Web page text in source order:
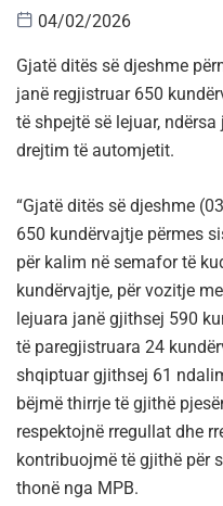
04/02/2026
Gjatë ditës së djeshme
janë regjistruar 650
të shpejtë së lejuar,
drejtim të automjetit.
“Gjatë ditës së djeshme
650 kundërvajtje përmes
për kalim në semafor të
kundërvajtje, për vozitje
lejuara janë gjithsej 590
të paregjistruara 24
shqiptuar gjithsej 61
bëjmë thirrje të gjithë
respektojnë rregullat dhe
kontribuojmë të gjithë për
thonë nga MPB.